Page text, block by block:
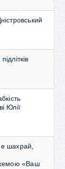
Юлії
шахрай,
«Ваш